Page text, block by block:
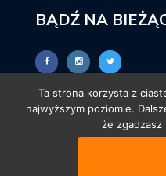
BĄDŹ NA
Ta strona korzysta z
najwyższym poziomie.
że zgadzasz